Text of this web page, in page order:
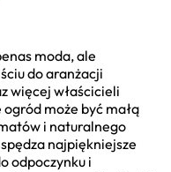
moda, ale
do aranżacji
więcej właścicieli
może być małą
i naturalnego
najpiękniejsze
odpoczynku i